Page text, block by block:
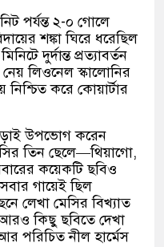
পর্যন্ত ২-০ গোলে
শঙ্কা ঘিরে ধরেছিল
দুর্দান্ত প্রত্যাবর্তন
লিওনেল স্কালোনির
করে কোয়ার্টার
উপভোগ করেন
তিন ছেলে—থিয়াগো,
কয়েকটি ছবিও
গায়েই ছিল
লেখা মেসির বিখ্যাত
কিছু ছবিতে দেখা
পরিচিত নীল হার্মেস